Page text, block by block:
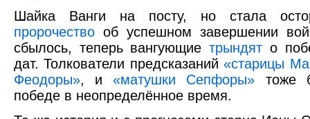
Шайка Ванги на посту, но стала
пророчество об успешном завершении
сбылось, теперь вангующиетрындят о
дат. Толкователи предсказаний «старицы
Феодоры», и «матушки Сепфоры» тоже
победе в неопределённое время.